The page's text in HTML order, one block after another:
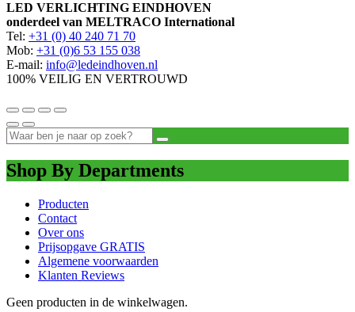
LED VERLICHTING EINDHOVEN
onderdeel van MELTRACO International
Tel: +31 (0) 40 240 71 70
Mob: +31 (0)6 53 155 038
E-mail: info@ledeindhoven.nl
100% VEILIG EN VERTROUWD
Shop By Departments
Producten
Contact
Over ons
Prijsopgave GRATIS
Algemene voorwaarden
Klanten Reviews
Geen producten in de winkelwagen.